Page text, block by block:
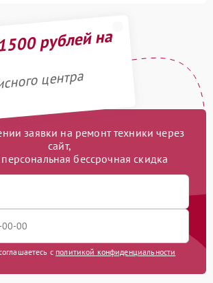
рублей на
центра
заявки на ремонт техники через
сайт,
персональная бессрочная скидка
с политикой конфиденциальности